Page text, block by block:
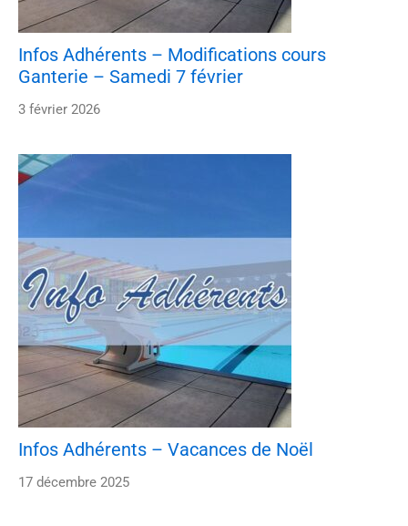
Infos Adhérents – Modifications cours
Ganterie – Samedi 7 février
3 février 2026
Infos Adhérents – Vacances de Noël
17 décembre 2025